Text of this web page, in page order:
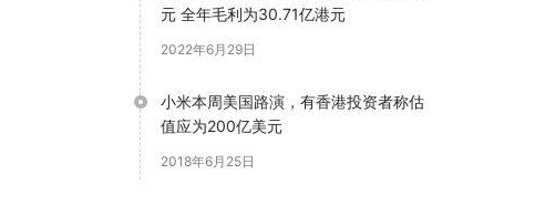
元 全年毛利为30.71亿港元
2022年6月29日
小米本周美国路演，有香港投资者称估
值应为200亿美元
2018年6月25日